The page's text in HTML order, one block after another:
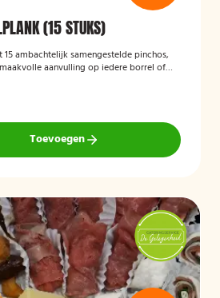
(15 STUKS)
ambachtelijk samengestelde pinchos,
aanvulling op iedere borrel of
Toevoegen